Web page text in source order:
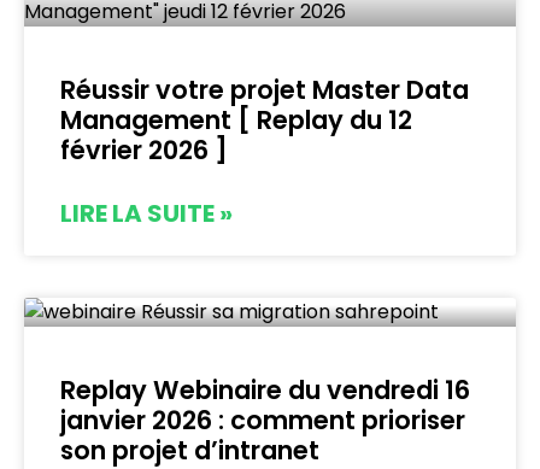
Réussir votre projet Master Data
Management [ Replay du 12
février 2026 ]
LIRE LA SUITE »
Replay Webinaire du vendredi 16
janvier 2026 : comment prioriser
son projet d’intranet